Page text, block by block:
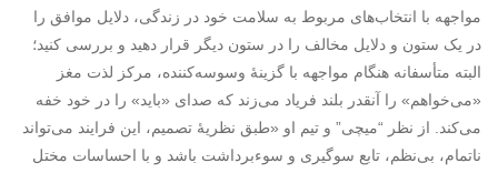
مواجهه با انتخاب‌های مربوط به سلامت خود در زندگی، دلایل موافق را
در یک ستون و دلایل مخالف را در ستون دیگر قرار دهید و بررسی کنید؛
البته متأسفانه هنگام مواجهه با گزینۀ وسوسه‌کننده، مرکز لذت مغز
«می‌خواهم» را آنقدر بلند فریاد می‌زند که صدای «باید» را در خود خفه
می‌کند. از نظر “میچی” و تیم او «طبق نظریۀ تصمیم، این فرایند می‌تواند
ناتمام، بی‌نظم، تابع سوگیری و سوءبرداشت باشد و با احساسات مختل